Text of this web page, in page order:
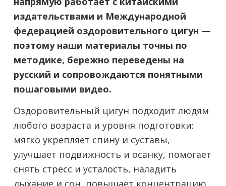
издательствами и Международной
федерацией оздоровительного цигун —
поэтому наши материалы точны по
методике, бережно переведены на
русский и сопровождаются понятными
пошаговыми видео.
Оздоровительный цигун подходит людям
любого возраста и уровня подготовки:
мягко укрепляет спину и суставы,
улучшает подвижность и осанку, помогает
снять стресс и усталость, наладить
дыхание и сон, повышает концентрацию